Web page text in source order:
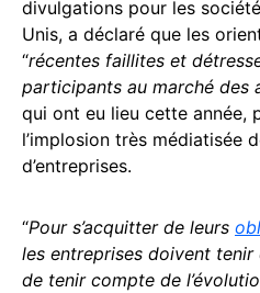
divulgations pour les
Unis, a déclaré que les
“récentes faillites et
participants au marché des
qui ont eu lieu cette année,
l’implosion très médiatisée
d’entreprises.
“Pour s’acquitter de leurs
les entreprises doivent
de tenir compte de